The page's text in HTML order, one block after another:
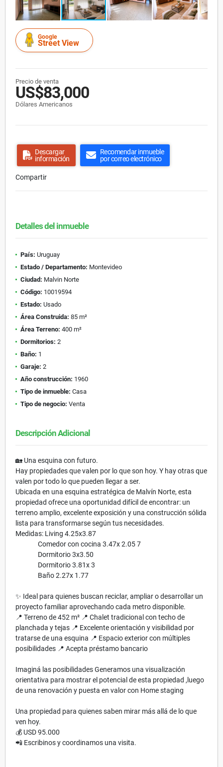
Google
Street View
Precio de venta
US$83,000
Dólares Americanos
Descargar
información
Recomendar inmueble
por correo electrónico
Compartir
Detalles del inmueble
País: Uruguay
Estado / Departamento: Montevideo
Ciudad: Malvin Norte
Código: 10019594
Estado: Usado
Área Construida: 85 m²
Área Terreno: 400 m²
Dormitorios: 2
Baño: 1
Garaje: 2
Año construcción: 1960
Tipo de inmueble: Casa
Tipo de negocio: Venta
Descripción Adicional
🏡 Una esquina con futuro.
Hay propiedades que valen por lo que son hoy. Y hay otras que
valen por todo lo que pueden llegar a ser.
Ubicada en una esquina estratégica de Malvín Norte, esta
propiedad ofrece una oportunidad difícil de encontrar: un
terreno amplio, excelente exposición y una construcción sólida
lista para transformarse según tus necesidades.
Medidas: Living 4.25x3.87
Comedor con cocina 3.47x 2.05 7
Dormitorio 3x3.50
Dormitorio 3.81x 3
Baño 2.27x 1.77
✨ Ideal para quienes buscan reciclar, ampliar o desarrollar un
proyecto familiar aprovechando cada metro disponible.
📍 Terreno de 452 m² 📍 Chalet tradicional con techo de
planchada y tejas 📍 Excelente orientación y visibilidad por
tratarse de una esquina 📍 Espacio exterior con múltiples
posibilidades 📍 Acepta préstamo bancario
Imaginá las posibilidades Generamos una visualización
orientativa para mostrar el potencial de esta propiedad ,luego
de una renovación y puesta en valor con Home staging
Una propiedad para quienes saben mirar más allá de lo que
ven hoy.
💰 USD 95.000
📲 Escribinos y coordinamos una visita.